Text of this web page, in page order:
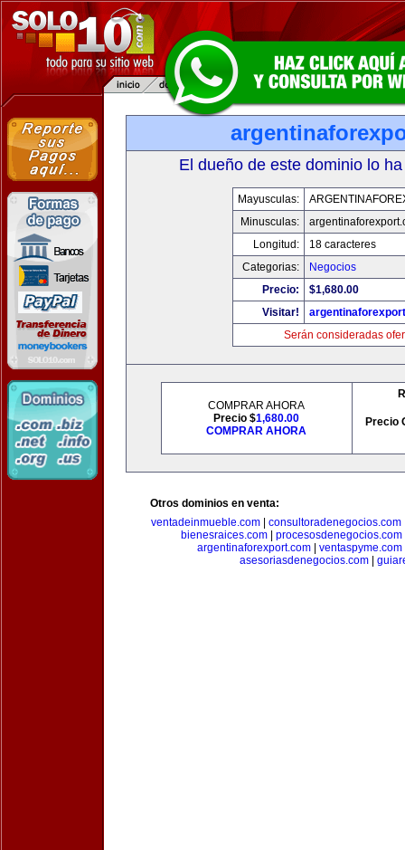
El dueño de este dominio lo
Mayusculas:
Minusculas:
Longitud:
18 caracteres
Categorias:
Negocios
Precio:
$1,680.00
Visitar!
Serán consideradas
COMPRAR AHORA
Precio $1,680.00
COMPRAR AHORA
Precio
Otros dominios en venta:
ventadeinmueble.com| consultoradenegocios.com
bienesraices.com
procesosdenegocios.com
argentinaforexport.com| ventaspyme.com
asesoriasdenegocios.com|